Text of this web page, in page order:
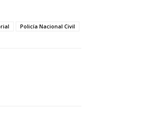
Policía Nacional Civil